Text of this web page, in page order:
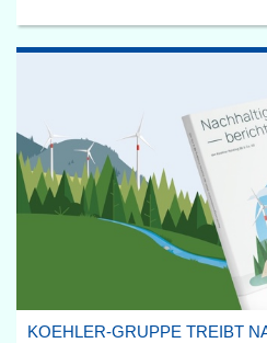
KOEHLER-GRUPPE TREIBT